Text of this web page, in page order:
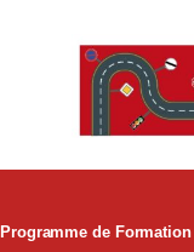
Programme de Formation